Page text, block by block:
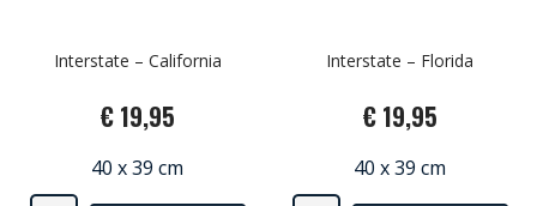
Interstate – California
€ 19,95
40 x 39 cm
Interstate – Florida
€ 19,95
40 x 39 cm